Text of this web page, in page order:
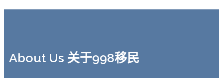
About Us 关于998移民